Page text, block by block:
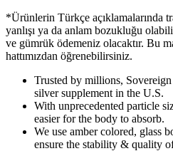
*Ürünlerin Türkçe açıklamalarında
yanlışı ya da anlam bozukluğu
ve gümrük ödemeniz olacaktır. Bu
hattımızdan öğrenebilirsiniz.
Trusted by millions,
silver supplement in the U.S.
With unprecedented particle
easier for the body to absorb.
We use amber colored, glass
ensure the stability & quality